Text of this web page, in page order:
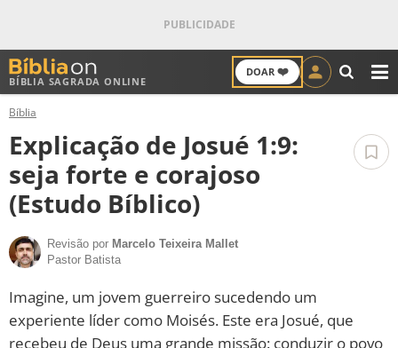
BÍBLIA SAGRADA ONLINE
DOAR ❤️
ANTIGO TESTAMENTO
NOVO TESTAMENTO
VERSÍCULOS
VERSÍCULO DO DIA
PALAVRA DO DIA
SALMO DO DIA
Bíblia
Explicação de Josué 1:9:
seja forte e corajoso
(Estudo Bíblico)
Revisão por Marcelo Teixeira Mallet
Pastor Batista
Imagine, um jovem guerreiro sucedendo um
experiente líder como Moisés. Este era Josué, que
recebeu de Deus uma grande missão: conduzir o povo